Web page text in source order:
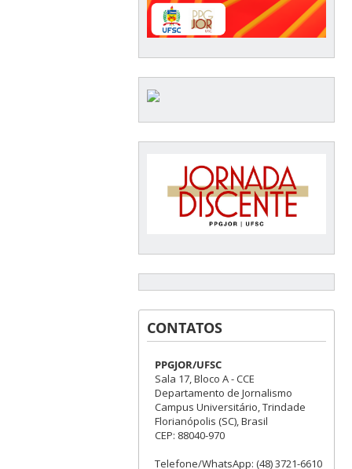
CONTATOS
PPGJOR/UFSC
Sala 17, Bloco A - CCE
Departamento de Jornalismo
Campus Universitário, Trindade
Florianópolis (SC), Brasil
CEP: 88040-970
Telefone/WhatsApp: (48) 3721-6610